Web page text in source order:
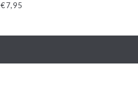
€7,95